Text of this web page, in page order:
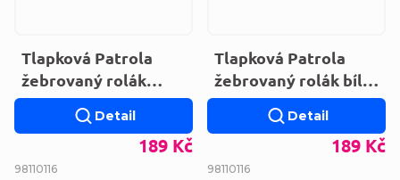
Tlapková Patrola
žebrovaný rolák
růžový XH1289.PINK
189 Kč
Detail
98110116
Tlapková Patrola
žebrovaný rolák bílý
XH1289.OWHITE
189 Kč
Detail
98110116